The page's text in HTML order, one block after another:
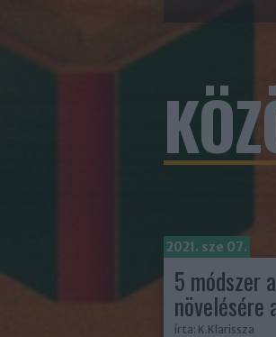
2021. sze 07.
5 módszer
növelésére
írta: K.Klarissza